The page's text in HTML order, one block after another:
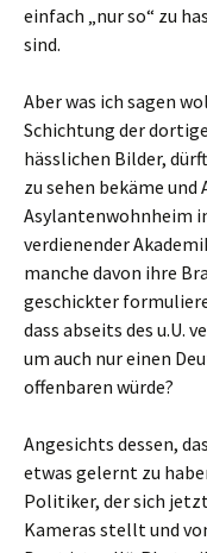
einfach „nur so“ zu
sind.
Aber was ich sagen
Schichtung der
hässlichen Bilder,
zu sehen bekäme und
Asylantenwohnheim
verdienender
manche davon ihre
geschickter
dass abseits des u.U.
um auch nur einen
offenbaren würde?
Angesichts dessen,
etwas gelernt zu
Politiker, der sich
Kameras stellt und